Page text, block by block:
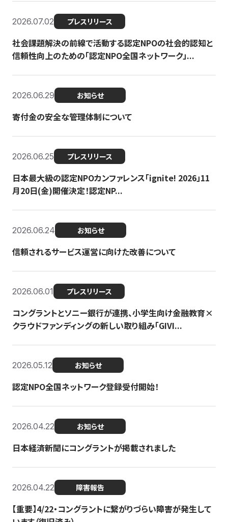
2026.07.02 プレスリリース
社会課題解決の前線で活動する認定NPOの社会的認知と
信頼性向上のための「認定NPO全国ネットワーク」...
2026.06.29 お知らせ
寄付金の安全な管理体制について
2026.06.25 プレスリリース
日本最大級の認定NPOカンファレンス「ignite! 2026」11
月20日(金)開催決定！認定NP...
2026.06.24 お知らせ
信頼されるサービス運営に向けた改善について
2026.06.01 プレスリリース
コングラントとソニー銀行が連携、小学生向け金融教育×
クラウドファンディングの新しい取り組み「GIVI...
2026.05.12 お知らせ
認定NPO全国ネットワーク登録受付開始！
2026.04.22 お知らせ
日本経済新聞にコングラントが掲載されました
2026.04.22 障害報告
【重要】4/22・コングラントに繋がりづらい障害が発生して